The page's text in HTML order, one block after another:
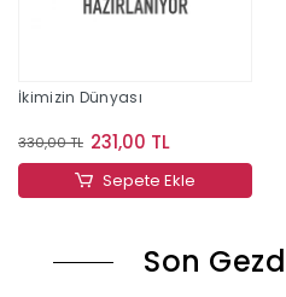
İkimizin Dünyası
330,00 TL 231,00 TL
Sepete Ekle
Son